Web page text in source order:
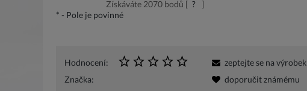
Získáváte 2070bodů [ ?
]
* - Pole je povinné
Hodnocení:
Značka:
zeptejte se na výrobek
doporučit známému